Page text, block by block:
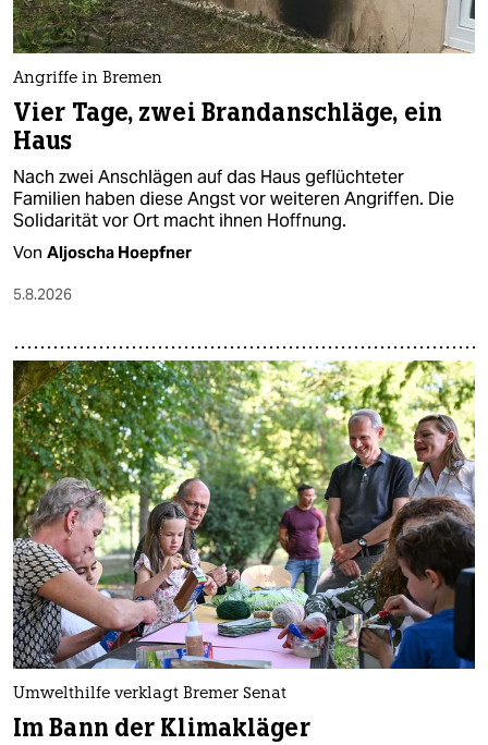
nord
wahrheit
verlag
verlag
veranstaltungen
unterstützen
abo
genossenschaft
epaper login
Angriffe in Bremen
Vier Tage, zwei Brandanschläge, ein
Haus
Nach zwei Anschlägen auf das Haus geflüchteter
Familien haben diese Angst vor weiteren Angriffen. Die
Solidarität vor Ort macht ihnen Hoffnung.
Von Aljoscha Hoepfner
5.8.2026
Umwelthilfe verklagt Bremer Senat
Im Bann der Klimakläger